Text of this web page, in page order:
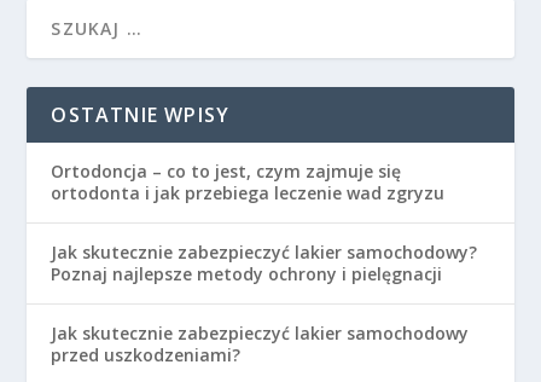
OSTATNIE WPISY
Ortodoncja – co to jest, czym zajmuje się
ortodonta i jak przebiega leczenie wad zgryzu
Jak skutecznie zabezpieczyć lakier samochodowy?
Poznaj najlepsze metody ochrony i pielęgnacji
Jak skutecznie zabezpieczyć lakier samochodowy
przed uszkodzeniami?